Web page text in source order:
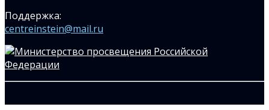
Поддержка:
centreinstein@mail.ru